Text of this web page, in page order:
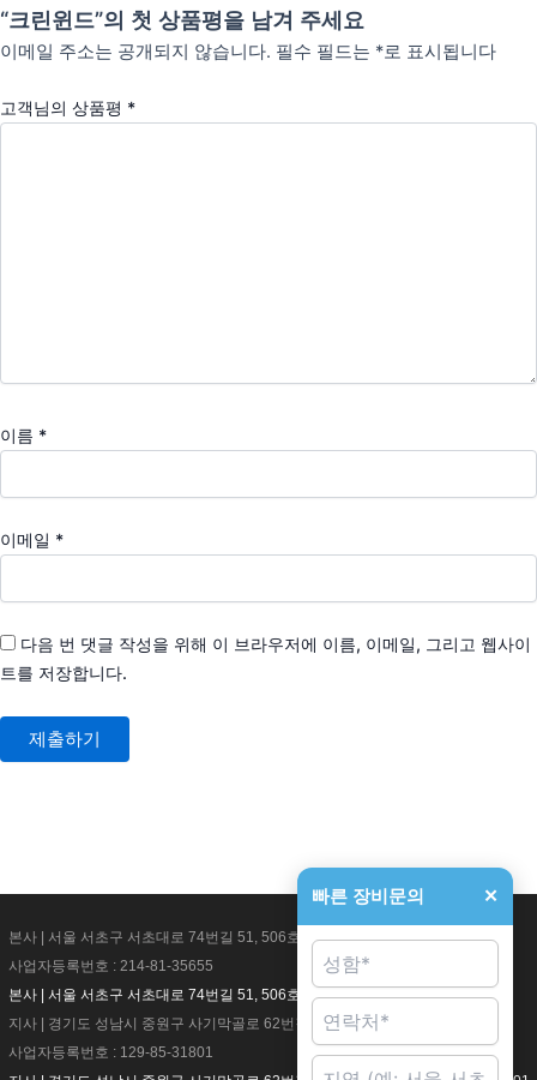
“크린윈드”의 첫 상품평을 남겨 주세요
이메일 주소는 공개되지 않습니다. 필수 필드는 *로 표시됩니다
고객님의 상품평 *
이름 *
이메일 *
다음 번 댓글 작성을 위해 이 브라우저에 이름, 이메일, 그리고 웹사이
트를 저장합니다.
본사 | 서울 서초구 서초대로 74번길 51, 506호
사업자등록번호 : 214-81-35655
본사 | 서울 서초구 서초대로 74번길 51, 506호 사업자등록번호 : 214-81-35655
지사 | 경기도 성남시 중원구 사기막골로 62번길 4
사업자등록번호 : 129-85-31801
빠른 장비문의 ✕